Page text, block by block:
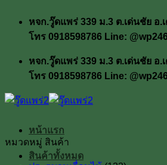
เนื้อหา
หจก.วู๊ดแพร่ 339 ม.3 ต.เด่นชัย อ.
โทร 0918598786 Line:
หจก.วู๊ดแพร่ 339 ม.3 ต.เด่นชัย อ.
โทร 0918598786 Line:
หน้าแรก
สินค้าทั้งหมด
หมวดหมู่ สินค้า